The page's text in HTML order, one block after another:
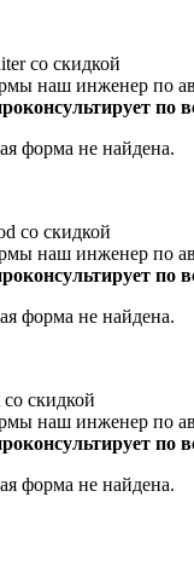
со скидкой
наш инженер по
по
форма не найдена.
со скидкой
наш инженер по
по
форма не найдена.
скидкой
наш инженер по
по
форма не найдена.